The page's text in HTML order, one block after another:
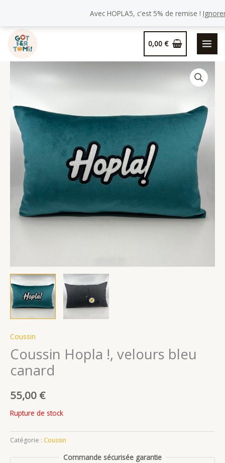
Avec HOPLA5, c'est 5% de remise !
0,00€
Coussin
Coussin Hopla !, velours bleu
canard
55,00 €
Rupture de stock
Catégorie : Coussin
Commande sécurisée garantie